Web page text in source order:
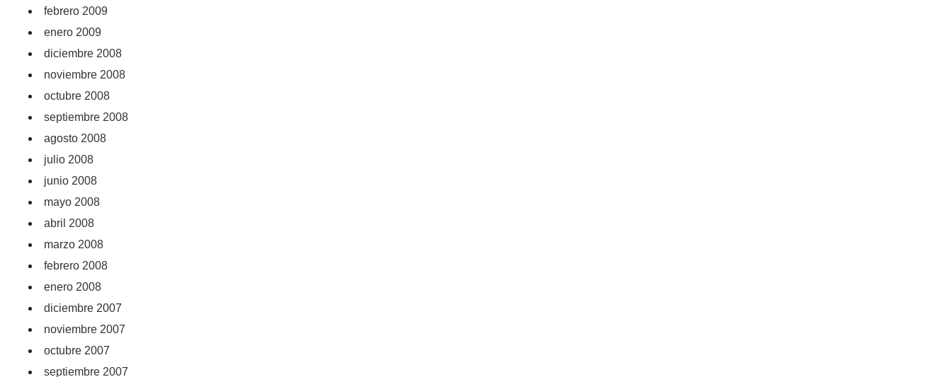
febrero 2009
enero 2009
diciembre 2008
noviembre 2008
octubre 2008
septiembre 2008
agosto 2008
julio 2008
junio 2008
mayo 2008
abril 2008
marzo 2008
febrero 2008
enero 2008
diciembre 2007
noviembre 2007
octubre 2007
septiembre 2007